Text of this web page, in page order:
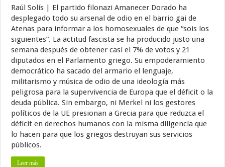
Raúl Solís | El partido filonazi Amanecer Dorado ha
desplegado todo su arsenal de odio en el barrio gai de
Atenas para informar a los homosexuales de que “sois los
siguientes”. La actitud fascista se ha producido justo una
semana después de obtener casi el 7% de votos y 21
diputados en el Parlamento griego. Su empoderamiento
democrático ha sacado del armario el lenguaje,
militarismo y música de odio de una ideología más
peligrosa para la supervivencia de Europa que el déficit o la
deuda pública. Sin embargo, ni Merkel ni los gestores
políticos de la UE presionan a Grecia para que reduzca el
déficit en derechos humanos con la misma diligencia que
lo hacen para que los griegos destruyan sus servicios
públicos.
Leer más